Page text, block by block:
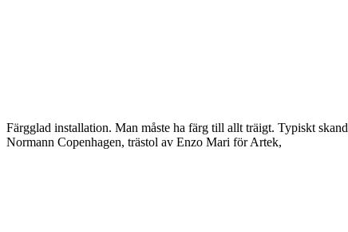
Färgglad installation. Man måste ha färg till allt träigt. Typiskt
Normann Copenhagen, trästol av Enzo Mari för Artek,